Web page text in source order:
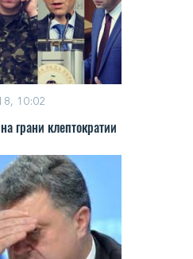
10:02
грани клептократии